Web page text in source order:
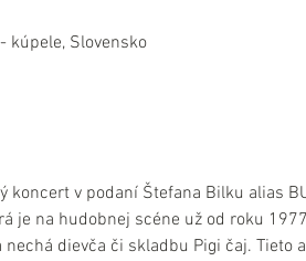
kúpele, Slovensko
v podaní Štefana Bilku alias
je na hudobnej scéne už od roku
dievča či skladbu Pigi čaj. Tieto